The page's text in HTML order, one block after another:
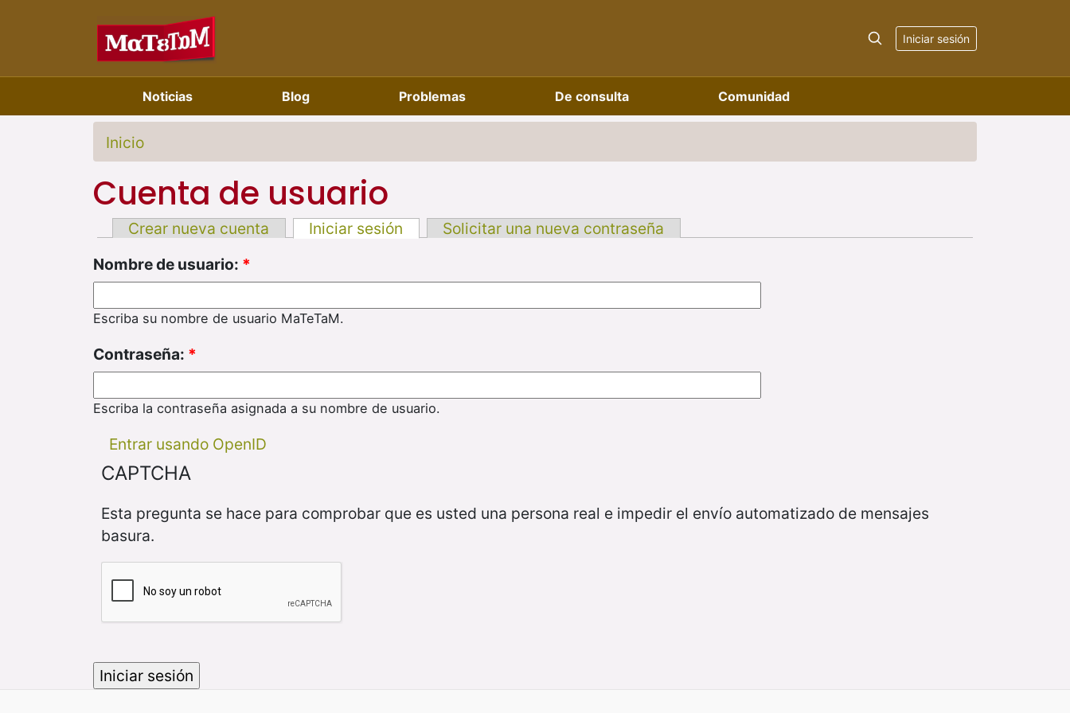
Iniciar sesión
Noticias Blog Problemas De consulta Comunidad
Inicio
Cuenta de usuario
Crear nueva cuenta Iniciar sesión
Solicitar una nueva contraseña
Nombre de usuario: *
Escriba su nombre de usuario MaTeTaM.
Contraseña: *
Escriba la contraseña asignada a su nombre de usuario.
Entrar usando OpenID
CAPTCHA
Esta pregunta se hace para comprobar que es usted una persona real e impedir el envío automatizado de mensajes
basura.